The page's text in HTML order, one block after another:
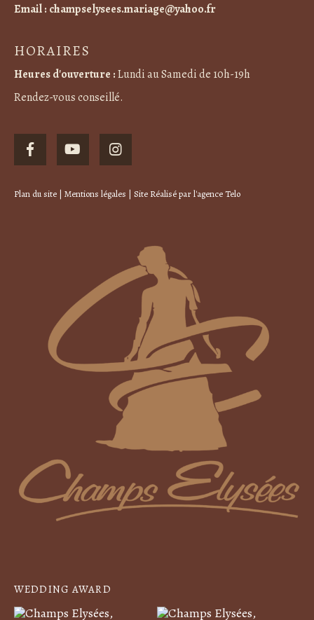
Email : champselysees.mariage@yahoo.fr
HORAIRES
Heures d'ouverture :Lundi au Samedi de 10h-19h
Rendez-vous conseillé.
Plan du site | Mentions légales | Site Réalisé parl'agence Telo
WEDDING AWARD